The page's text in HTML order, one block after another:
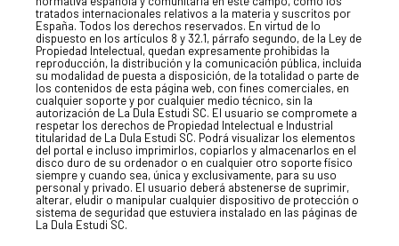
tratados internacionales relativos a la materia y suscritos por
España. Todos los derechos reservados. En virtud de lo
dispuesto en los artículos 8 y 32.1, párrafo segundo, de la Ley de
Propiedad Intelectual, quedan expresamente prohibidas la
reproducción, la distribución y la comunicación pública, incluida
su modalidad de puesta a disposición, de la totalidad o parte de
los contenidos de esta página web, con fines comerciales, en
cualquier soporte y por cualquier medio técnico, sin la
autorización de La Dula Estudi SC. El usuario se compromete a
respetar los derechos de Propiedad Intelectual e Industrial
titularidad de La Dula Estudi SC. Podrá visualizar los elementos
del portal e incluso imprimirlos, copiarlos y almacenarlos en el
disco duro de su ordenador o en cualquier otro soporte físico
siempre y cuando sea, única y exclusivamente, para su uso
personal y privado. El usuario deberá abstenerse de suprimir,
alterar, eludir o manipular cualquier dispositivo de protección o
sistema de seguridad que estuviera instalado en las páginas de
La Dula Estudi SC.
La Dula
C/Poeta Alberola, 23-21
46018 València.
670 304 273
646 375 175
info@ladulaparticipacio.com